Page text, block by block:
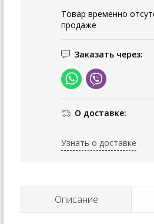
Товар временно
продаже
Заказать через:
О доставке:
Узнать о доставке
Описание